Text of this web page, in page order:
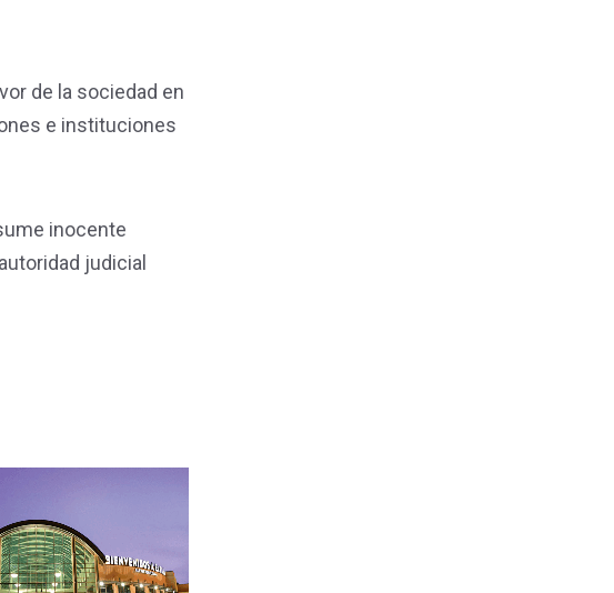
de la sociedad en
e instituciones
inocente
judicial